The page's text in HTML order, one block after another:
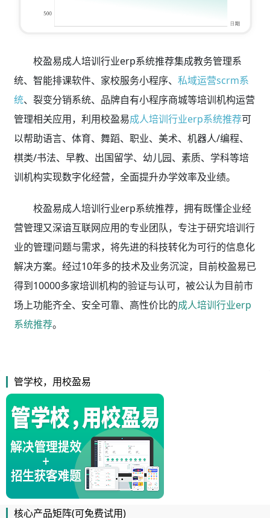
校盈易成人培训行业erp系统推荐集成教务管理系
统、智能排课软件、家校服务小程序、 私域运营scrm系
统、裂变分销系统、品牌自有小程序商城等培训机构运营
管理相关应用，利用校盈易成人培训行业erp系统推荐可
以帮助语言、体育、舞蹈、职业、美术、机器人/编程、
棋类/书法、早教、出国留学、幼儿园、素质、学科等培
训机构实现数字化经营，全面提升办学效率及业绩。
校盈易成人培训行业erp系统推荐，拥有既懂企业经
营管理又深谙互联网应用的专业团队，专注于研究培训行
业的管理问题与需求，将先进的科技转化为可行的信息化
解决方案。经过10年多的技术及业务沉淀，目前校盈易已
得到10000多家培训机构的验证与认可，被公认为目前市
场上功能齐全、安全可靠、高性价比的成人培训行业erp
系统推荐。
管学校，用校盈易
核心产品矩阵(可免费试用)